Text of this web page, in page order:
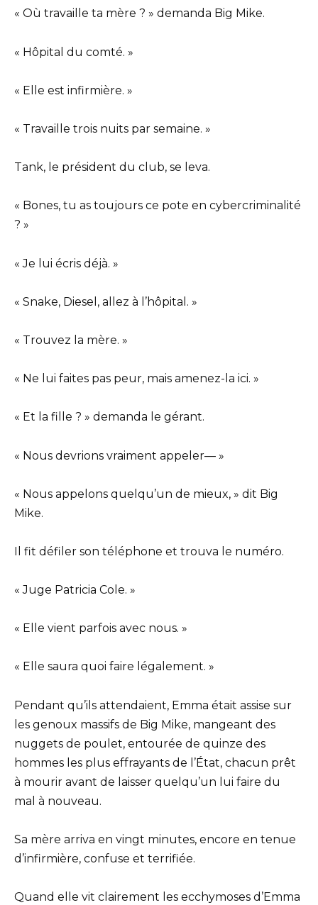
« Où travaille ta mère ? » demanda Big Mike.
« Hôpital du comté. »
« Elle est infirmière. »
« Travaille trois nuits par semaine. »
Tank, le président du club, se leva.
« Bones, tu as toujours ce pote en cybercriminalité
? »
« Je lui écris déjà. »
« Snake, Diesel, allez à l’hôpital. »
« Trouvez la mère. »
« Ne lui faites pas peur, mais amenez-la ici. »
« Et la fille ? » demanda le gérant.
« Nous devrions vraiment appeler— »
« Nous appelons quelqu’un de mieux, » dit Big
Mike.
Il fit défiler son téléphone et trouva le numéro.
« Juge Patricia Cole. »
« Elle vient parfois avec nous. »
« Elle saura quoi faire légalement. »
Pendant qu’ils attendaient, Emma était assise sur
les genoux massifs de Big Mike, mangeant des
nuggets de poulet, entourée de quinze des
hommes les plus effrayants de l’État, chacun prêt
à mourir avant de laisser quelqu’un lui faire du
mal à nouveau.
Sa mère arriva en vingt minutes, encore en tenue
d’infirmière, confuse et terrifiée.
Quand elle vit clairement les ecchymoses d’Emma